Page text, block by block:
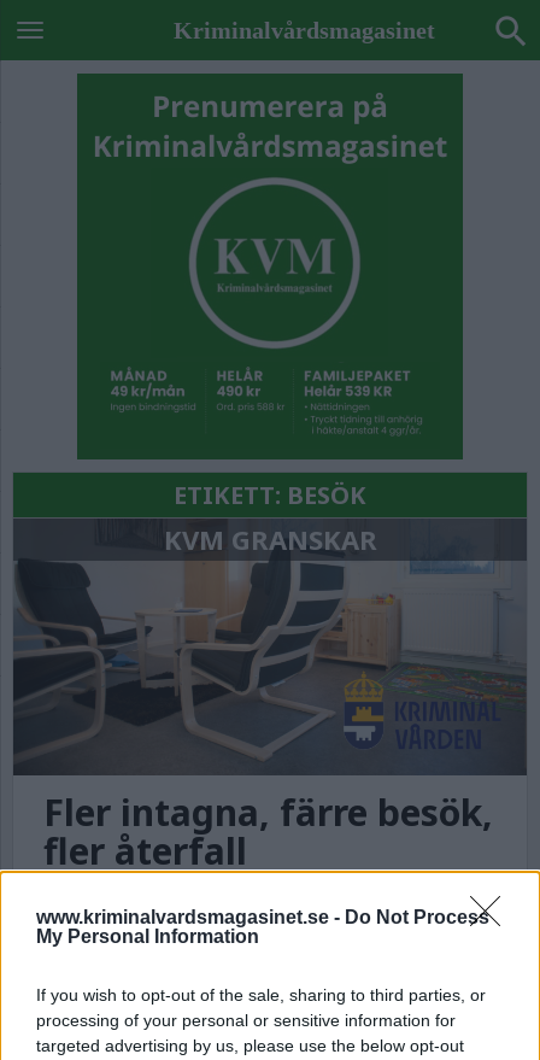
www.kriminalvardsmagasinet.se - Do Not Process
My Personal Information
If you wish to opt-out of the sale, sharing to third parties, or
processing of your personal or sensitive information for
targeted advertising by us, please use the below opt-out
Kriminalvårdsmagasinet
ETIKETT: BESÖK
KVM GRANSKAR
Fler intagna, färre besök,
fler återfall
inneburit att intagna har allt färre möjligheter
att få besök, bland annat eftersom
Kriminalvårdsmagasinet har granskat hur det ser
ut på samtliga klass 1 anstalter.